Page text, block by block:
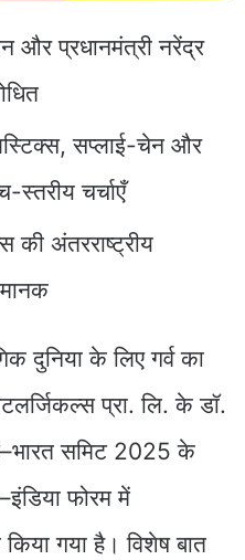
और प्रधानमंत्री नरेंद्र
सप्लाई-चेन और
स्तरीय चर्चाएँ
की अंतरराष्ट्रीय
दुनिया के लिए गर्व का
प्रा. लि. के डॉ.
समिट 2025 के
फोरम में
गया है। विशेष बात